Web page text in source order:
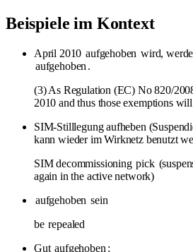
Beispiele im Kontext
April 2010 aufgehoben wird,
aufgehoben .
(3) As Regulation (EC) No 820/
2010 and thus those exemptions
SIM-Stilllegung aufheben
kann wieder im Wirknetz benutzt
SIM decommissioning pick
again in the active network)
aufgehoben sein
be repealed
Gut aufgehoben :